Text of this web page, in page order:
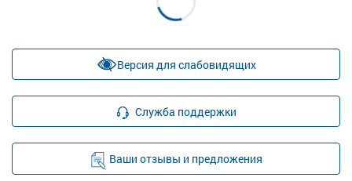
Версия для слабовидящих
Служба поддержки
Ваши отзывы и предложения